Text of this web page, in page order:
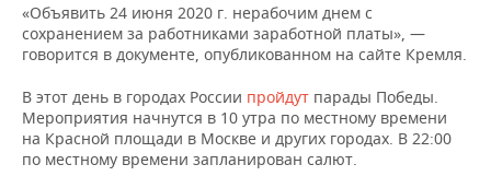
ТЕЛЕКОММУНИКАЦИИ
БИЗНЕС-БРАНЧИ
ONLINE-КОНФЕРЕНЦИИ
ОТКРЫТАЯ ЛЕКЦИЯ
ФУТБОЛ
ХОККЕЙ
БАСКЕТБОЛ
ВОЛЕЙБОЛ
НОВОСТИ ОБЩЕСТВА
ВЛАСТЬ
ИНФРАСТРУКТУРА
ИСТОРИЯ
ФОТОГАЛЕРЕЯ
СЮЖЕТЫ
СПРАВОЧНИК
СПИСОК ПЕРСОН
ПОЛНАЯ ВЕРСИЯ
«Объявить 24 июня 2020 г. нерабочим днем с
сохранением за работниками заработной платы», —
говорится в документе, опубликованном на сайте Кремля.
В этот день в городах России пройдут парады Победы.
Мероприятия начнутся в 10 утра по местному времени
на Красной площади в Москве и других городах. В 22:00
по местному времени запланирован салют.